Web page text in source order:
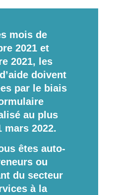
mois de
2021 et
2021, les
doivent
par le biais
au plus
mars 2022.
êtes auto-
ou
du secteur
à la